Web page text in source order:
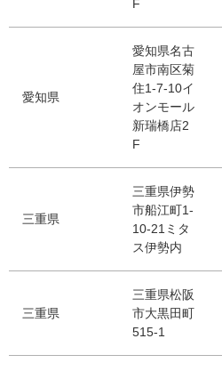
F
愛知県
愛知県名古
屋市南区菊
住1-7-10イ
オンモール
新瑞橋店2
F
三重県
三重県伊勢
市船江町1-
10-21ミタ
ス伊勢内
三重県
三重県松阪
市大黒田町
515-1